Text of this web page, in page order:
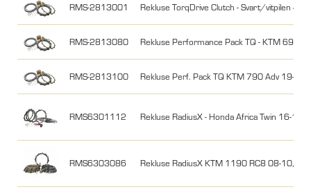
RMS-2813001 Rekluse TorqDrive Clutch - Svart/vitpilen
RMS-2813080 Rekluse Performance Pack TQ - KTM 690
RMS-2813100 Rekluse Perf. Pack TQ KTM 790 Adv 19-
RMS6301112 Rekluse RadiusX - Honda Africa Twin 16-19
RMS6303086 Rekluse RadiusX KTM 1190 RC8 08-10,